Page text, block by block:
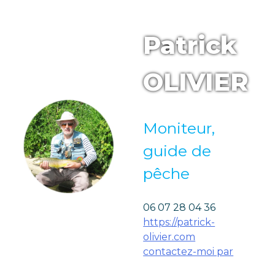
Patrick
OLIVIER
Moniteur,
guide de
pêche
06 07 28 04 36
https://patrick-
olivier.com
contactez-moi par